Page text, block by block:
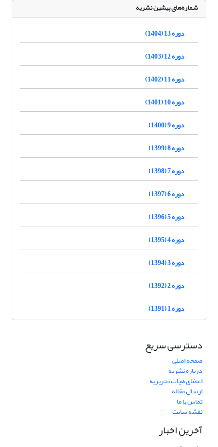
شماره‌های پیشین نشریه
دوره 13 (1404)
دوره 12 (1403)
دوره 11 (1402)
دوره 10 (1401)
دوره 9 (1400)
دوره 8 (1399)
دوره 7 (1398)
دوره 6 (1397)
دوره 5 (1396)
دوره 4 (1395)
دوره 3 (1394)
دوره 2 (1392)
دوره 1 (1391)
دسترسی سریع
صفحه اصلی
درباره نشریه
اعضای هیات تحریریه
ارسال مقاله
تماس با ما
نقشه سایت
آخرین اخبار